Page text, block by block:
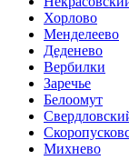
Хорлово
Менделеево
Деденево
Вербилки
Заречье
Белоомут
Михнево